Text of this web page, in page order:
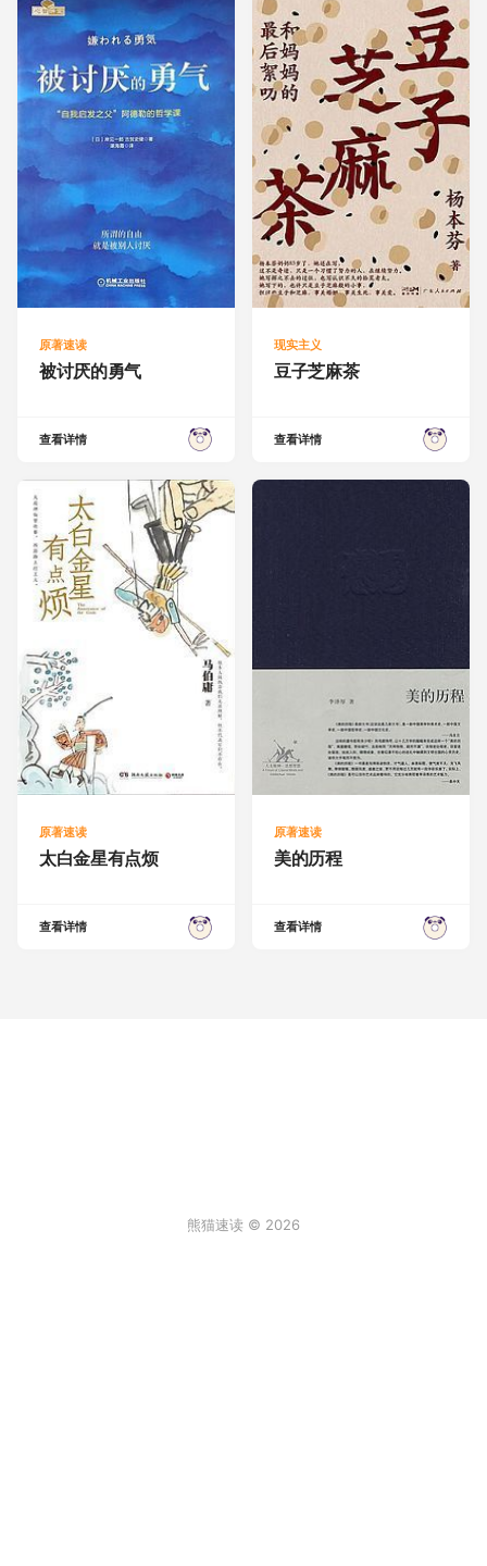
原著速读
被讨厌的勇气
查看详情
现实主义
豆子芝麻茶
查看详情
原著速读
太白金星有点烦
查看详情
原著速读
美的历程
查看详情
熊猫速读 © 2026